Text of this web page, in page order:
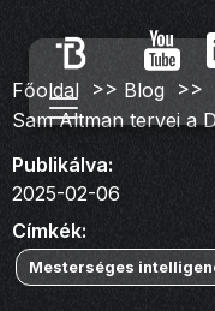
Főoldal >> Blog >>
Sam Altman tervei a
Publikálva:
2025-02-06
Címkék:
Mesterséges